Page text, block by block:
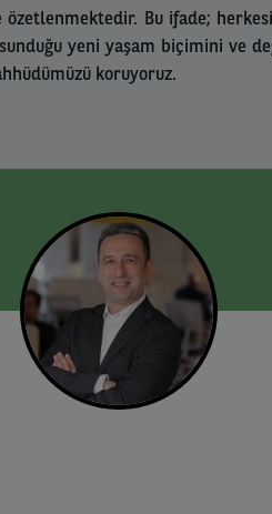
özetlenmektedir. Bu ifade;
yeni yaşam biçimini ve
koruyoruz.